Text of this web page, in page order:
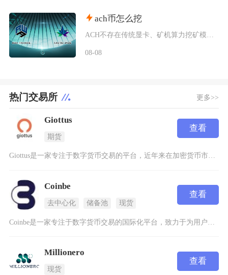
ach币怎么挖
08-08
热门交易所 更多>>
Giottus
期货
查看
Giottus是一家专注于数字货币交易的平台，近年来在加密货币市场中逐渐崭露头角。作为一家
Coinbe
去中心化 储备池 现货
查看
Millionero
现货
查看